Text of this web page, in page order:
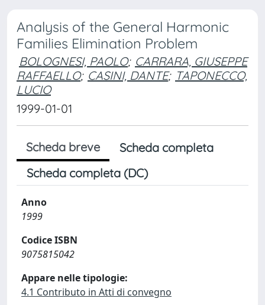
Analysis of the General Harmonic
Families Elimination Problem
BOLOGNESI, PAOLO; CARRARA, GIUSEPPE
RAFFAELLO; CASINI, DANTE; TAPONECCO,
LUCIO
1999-01-01
Scheda breve
Scheda completa
Scheda completa (DC)
Anno
1999
Codice ISBN
9075815042
Appare nelle tipologie:
4.1 Contributo in Atti di convegno